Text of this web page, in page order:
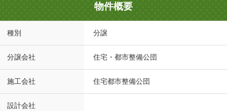
物件概要
種別 分譲
分譲会社 住宅・都市整備公団
施工会社 住宅都市整備公団
設計会社